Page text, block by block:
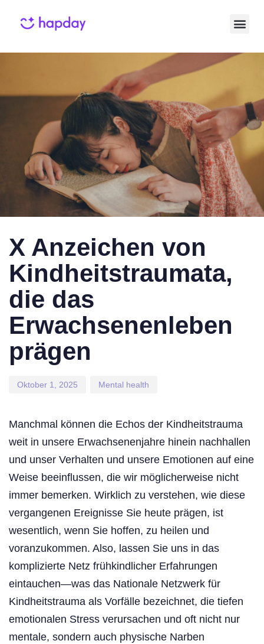
X Anzeichen von
Kindheitstraumata,
die das
Erwachsenenleben
prägen
on:
Oktober 1, 2025 Mental health
Manchmal können die Echos der Kindheitstrauma
weit in unsere Erwachsenenjahre hinein nachhallen
und unser Verhalten und unsere Emotionen auf eine
Weise beeinflussen, die wir möglicherweise nicht
immer bemerken. Wirklich zu verstehen, wie diese
vergangenen Ereignisse Sie heute prägen, ist
wesentlich, wenn Sie hoffen, zu heilen und
voranzukommen. Also, lassen Sie uns in das
komplizierte Netz frühkindlicher Erfahrungen
eintauchen—was das Nationale Netzwerk für
Kindheitstrauma als Vorfälle bezeichnet, die tiefen
emotionalen Stress verursachen und oft nicht nur
mentale, sondern auch physische Narben